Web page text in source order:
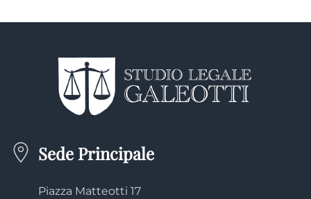
Sede Principale
Piazza Matteotti 17